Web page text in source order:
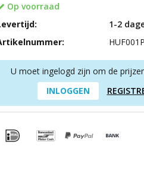
Op voorraad
1-2
HUF001P
U moet ingelogd zijn om de
INLOGGEN